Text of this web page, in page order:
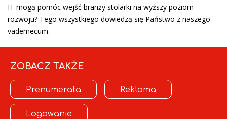
IT mogą pomóc wejść branży stolarki na wyższy poziom
rozwoju? Tego wszystkiego dowiedzą się Państwo z naszego
vademecum.
ZOBACZ TAKŻE
Prenumerata Reklama
Logowanie